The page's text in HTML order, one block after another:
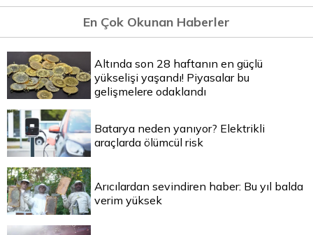
En Çok Okunan Haberler
Altında son 28 haftanın en güçlü
yükselişi yaşandı! Piyasalar bu
gelişmelere odaklandı
Batarya neden yanıyor? Elektrikli
araçlarda ölümcül risk
Arıcılardan sevindiren haber: Bu yıl balda
verim yüksek